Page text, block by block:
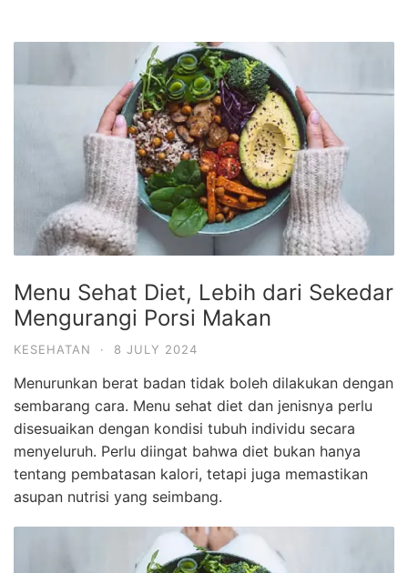
c
b
st
d
o
n
ai ar
e
Menu Sehat Diet, Lebih dari Sekedar
Mengurangi Porsi Makan
KESEHATAN · 8 JULY 2024
Menurunkan berat badan tidak boleh dilakukan dengan
sembarang cara. Menu sehat diet dan jenisnya perlu
disesuaikan dengan kondisi tubuh individu secara
menyeluruh. Perlu diingat bahwa diet bukan hanya
tentang pembatasan kalori, tetapi juga memastikan
asupan nutrisi yang seimbang.